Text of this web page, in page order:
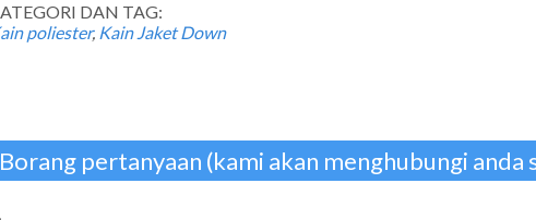
DAN TAG:
poliester, Kain Jaket Down
Borang pertanyaan (kami akan menghubungi anda